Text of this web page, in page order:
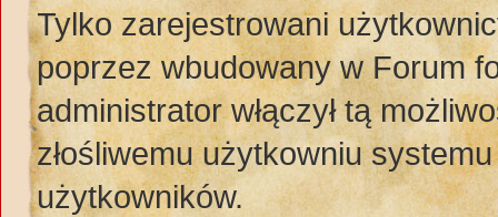
Tylko zarejestrowani
poprzez wbudowany w Forum
administrator włączył tą
złośliwemu użytkowniu
użytkowników.